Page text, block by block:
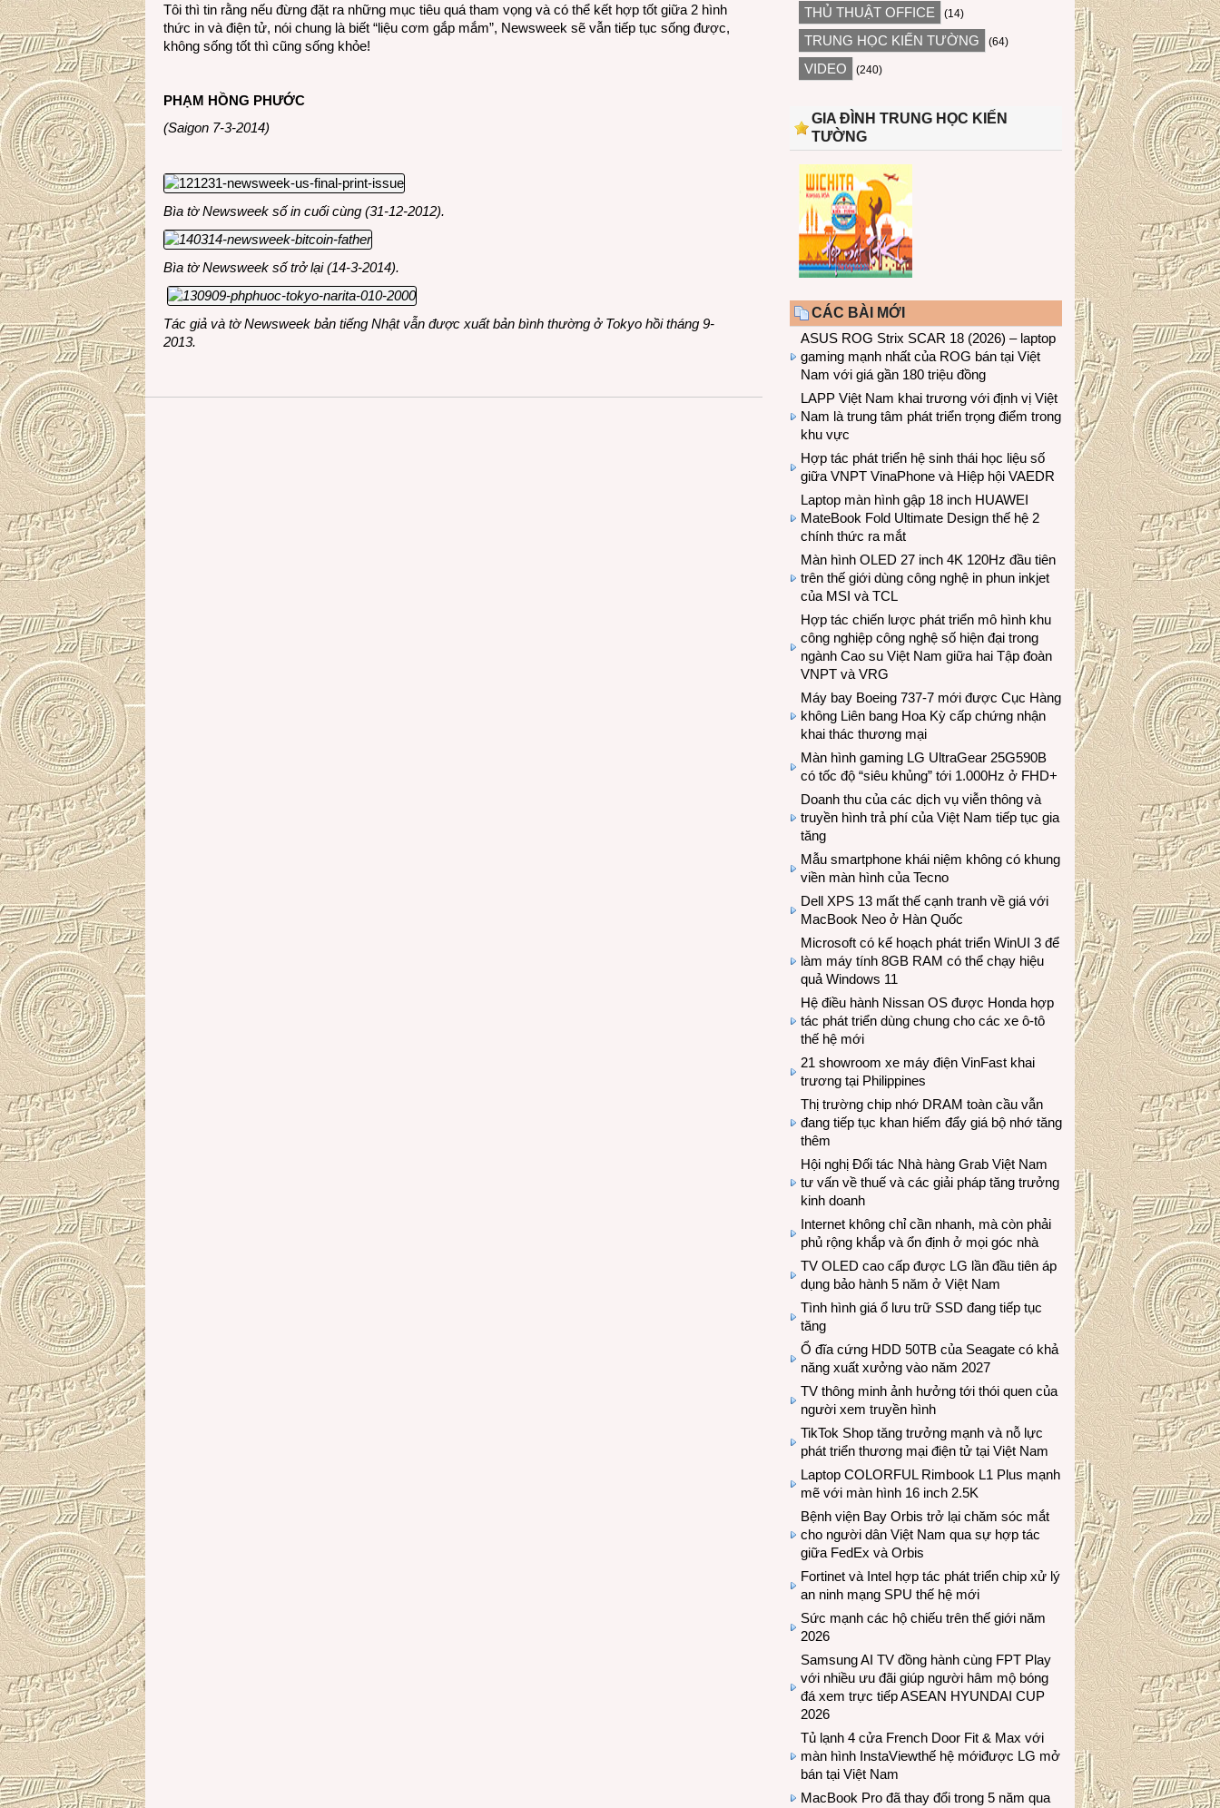
Tôi thì tin rằng nếu đừng đặt ra những mục tiêu quá tham vọng và có thể kết hợp tốt giữa 2 hình
thức in và điện tử, nói chung là biết “liệu cơm gắp mắm”, Newsweek sẽ vẫn tiếp tục sống được,
không sống tốt thì cũng sống khỏe!
PHẠM HỒNG PHƯỚC
(Saigon 7-3-2014)
Bìa tờ Newsweek số in cuối cùng (31-12-2012).
Bìa tờ Newsweek số trở lại (14-3-2014).
Tác giả và tờ Newsweek bản tiếng Nhật vẫn được xuất bản bình thường ở Tokyo hồi tháng 9-
2013.
THỦ THUẬT OFFICE (14)
TRUNG HỌC KIẾN TƯỜNG (64)
VIDEO (240)
GIA ĐÌNH TRUNG HỌC KIẾN
TƯỜNG
CÁC BÀI MỚI
ASUS ROG Strix SCAR 18 (2026) – laptop
gaming mạnh nhất của ROG bán tại Việt
Nam với giá gần 180 triệu đồng
LAPP Việt Nam khai trương với định vị Việt
Nam là trung tâm phát triển trọng điểm trong
khu vực
Hợp tác phát triển hệ sinh thái học liệu số
giữa VNPT VinaPhone và Hiệp hội VAEDR
Laptop màn hình gập 18 inch HUAWEI
MateBook Fold Ultimate Design thế hệ 2
chính thức ra mắt
Màn hình OLED 27 inch 4K 120Hz đầu tiên
trên thế giới dùng công nghệ in phun inkjet
của MSI và TCL
Hợp tác chiến lược phát triển mô hình khu
công nghiệp công nghệ số hiện đại trong
ngành Cao su Việt Nam giữa hai Tập đoàn
VNPT và VRG
Máy bay Boeing 737-7 mới được Cục Hàng
không Liên bang Hoa Kỳ cấp chứng nhận
khai thác thương mại
Màn hình gaming LG UltraGear 25G590B
có tốc độ “siêu khủng” tới 1.000Hz ở FHD+
Doanh thu của các dịch vụ viễn thông và
truyền hình trả phí của Việt Nam tiếp tục gia
tăng
Mẫu smartphone khái niệm không có khung
viền màn hình của Tecno
Dell XPS 13 mất thế cạnh tranh về giá với
MacBook Neo ở Hàn Quốc
Microsoft có kế hoạch phát triển WinUI 3 để
làm máy tính 8GB RAM có thể chạy hiệu
quả Windows 11
Hệ điều hành Nissan OS được Honda hợp
tác phát triển dùng chung cho các xe ô-tô
thế hệ mới
21 showroom xe máy điện VinFast khai
trương tại Philippines
Thị trường chip nhớ DRAM toàn cầu vẫn
đang tiếp tục khan hiếm đẩy giá bộ nhớ tăng
thêm
Hội nghị Đối tác Nhà hàng Grab Việt Nam
tư vấn về thuế và các giải pháp tăng trưởng
kinh doanh
Internet không chỉ cần nhanh, mà còn phải
phủ rộng khắp và ổn định ở mọi góc nhà
TV OLED cao cấp được LG lần đầu tiên áp
dụng bảo hành 5 năm ở Việt Nam
Tình hình giá ổ lưu trữ SSD đang tiếp tục
tăng
Ổ đĩa cứng HDD 50TB của Seagate có khả
năng xuất xưởng vào năm 2027
TV thông minh ảnh hưởng tới thói quen của
người xem truyền hình
TikTok Shop tăng trưởng mạnh và nỗ lực
phát triển thương mại điện tử tại Việt Nam
Laptop COLORFUL Rimbook L1 Plus mạnh
mẽ với màn hình 16 inch 2.5K
Bệnh viện Bay Orbis trở lại chăm sóc mắt
cho người dân Việt Nam qua sự hợp tác
giữa FedEx và Orbis
Fortinet và Intel hợp tác phát triển chip xử lý
an ninh mạng SPU thế hệ mới
Sức mạnh các hộ chiếu trên thế giới năm
2026
Samsung AI TV đồng hành cùng FPT Play
với nhiều ưu đãi giúp người hâm mộ bóng
đá xem trực tiếp ASEAN HYUNDAI CUP
2026
Tủ lạnh 4 cửa French Door Fit & Max với
màn hình InstaViewthế hệ mớiđược LG mở
bán tại Việt Nam
MacBook Pro đã thay đổi trong 5 năm qua